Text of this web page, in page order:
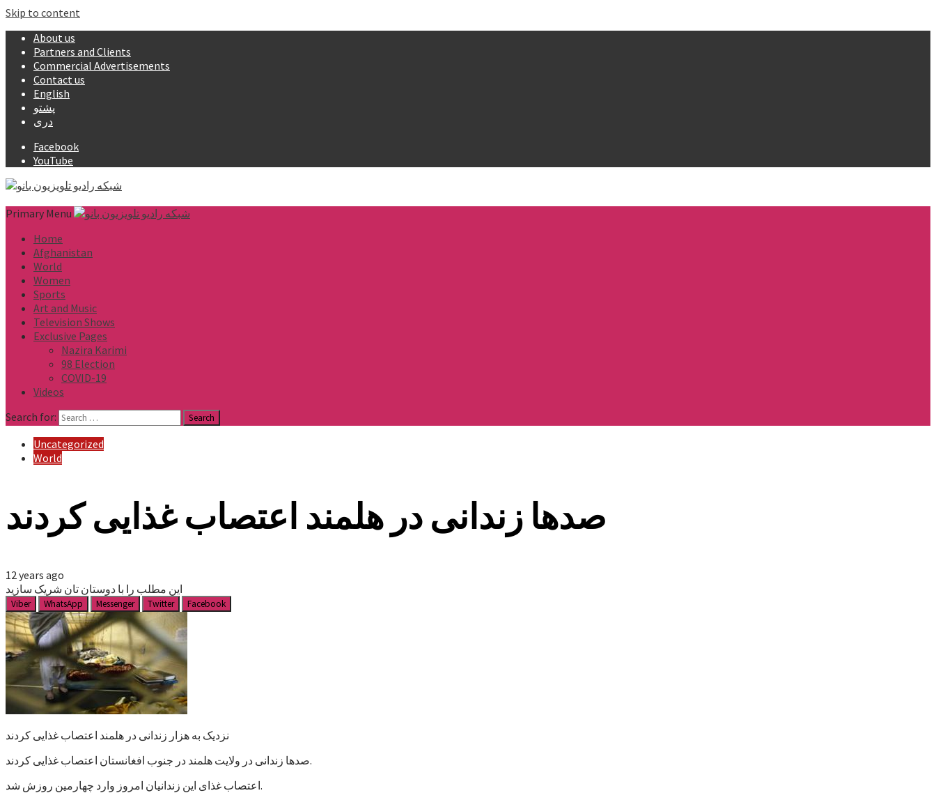
Skip to content
About us
Partners and Clients
Commercial Advertisements
Contact us
English
پشتو
دری
Facebook
YouTube
Primary Menu
Home
Afghanistan
World
Women
Sports
Art and Music
Television Shows
Exclusive Pages
Nazira Karimi
98 Election
COVID-19
Videos
Search for:
Uncategorized
World
صدها زندانی در هلمند اعتصاب غذایی کردند
12 years ago
این مطلب را با دوستان تان شریک سازید
Viber WhatsApp Messenger Twitter Facebook
نزدیک به هزار زندانی در هلمند اعتصاب غذایی کردند
صدها زندانی در ولایت هلمند در جنوب افغانستان اعتصاب غذایی کردند.
اعتصاب غذای این زندانیان امروز وارد چهارمین روزش شد.